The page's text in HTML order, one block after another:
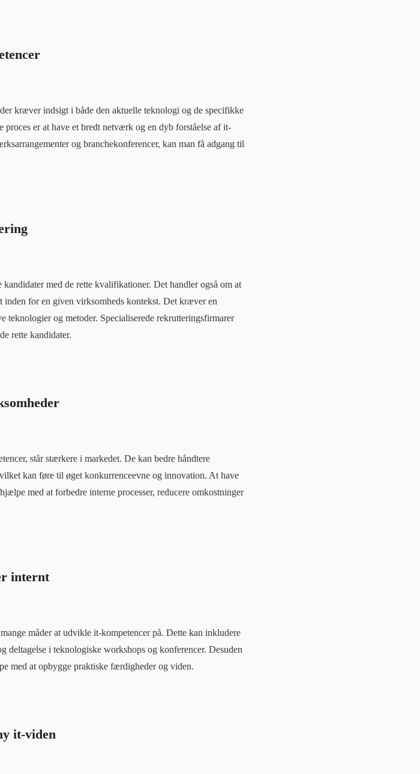
kræver indsigt i både den aktuelle teknologi og de specifikke
er at have et bredt netværk og en dyb forståelse af it-
og branchekonferencer, kan man få adgang til
med de rette kvalifikationer. Det handler også om at
for en given virksomheds kontekst. Det kræver en
og metoder. Specialiserede rekrutteringsfirmarer
rette kandidater.
står stærkere i markedet. De kan bedre håndtere
kan føre til øget konkurrenceevne og innovation. At have
med at forbedre interne processer, reducere omkostninger
internt
måder at udvikle it-kompetencer på. Dette kan inkludere
i teknologiske workshops og konferencer. Desuden
med at opbygge praktiske færdigheder og viden.
it-viden